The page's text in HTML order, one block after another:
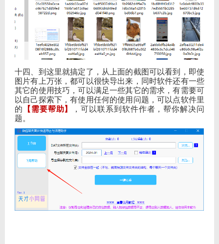
十四、到这里就搞定了，从上面的截图可以看到，即使
图片有上万张，都可以很快导出来，同时软件还有一些
其它的使用技巧，可以满足一些其它的需求，有需要可
以自己探索下，有使用任何的使用问题，可以点软件里
的
【需要帮助】
，可以联系到软件作者，帮你解决问
题。